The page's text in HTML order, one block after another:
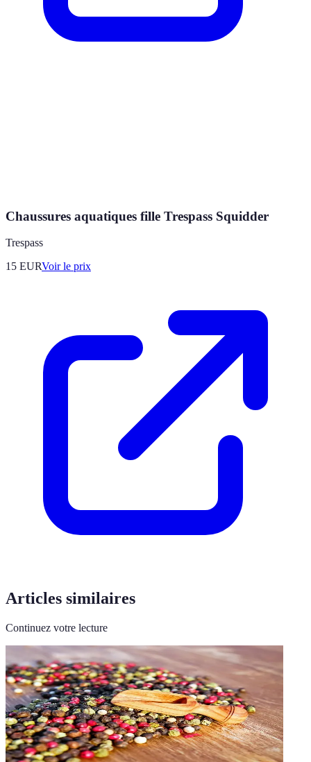
Chaussures aquatiques fille Trespass Squidder
Trespass
15 EURVoir le prix
Articles similaires
Continuez votre lecture